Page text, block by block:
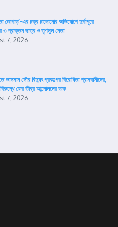
জোগাড়’-এর চক্র চালোনোর অভিযোগে দুর্গাপুরে
৩ প্রাক্তন ছাত্র ও তৃণমূল নেতা
7, 2026
ভাসমান সৌর বিদ্যুৎ প্রকল্পের বিরোধিতা গ্রামবাসীদের,
বিরুদ্ধে ফের তীব্র আন্দোলনের ডাক
7, 2026